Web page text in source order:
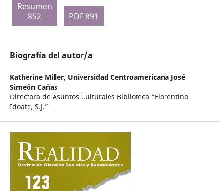
Resumen
852
PDF 891
Biografía del autor/a
Katherine Miller, Universidad Centroamericana José
Simeón Cañas
Directora de Asuntos Culturales Biblioteca “Florentino
Idoate, S.J.”